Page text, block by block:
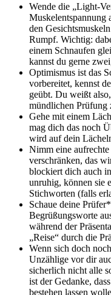
Wende die „Light-
Muskelentspannung
den
Rumpf. Wichtig:
einem Schnaufen
kannst du gerne
Optimismus ist das
vorbereitet, kennst
geübt. Du weißt
mündlichen Prüfung
Gehe mit einem
mag dich das noch
wird auf dein
Nimm eine
verschränken, das
blockiert dich auch
unruhig, können sie
Stichworten (falls
Schaue deine
Begrüßungsworte
während der
„Reise“ durch die
Wenn sich doch
Unzählige vor dir
sicherlich nicht alle
ist der Gedanke,
bestehen lassen